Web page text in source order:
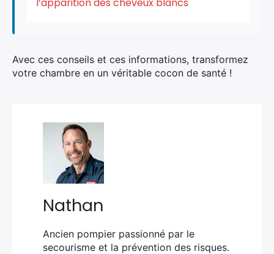
Avec ces conseils et ces informations, transformez
votre chambre en un véritable cocon de santé !
Nathan
Ancien pompier passionné par le
secourisme et la prévention des risques.